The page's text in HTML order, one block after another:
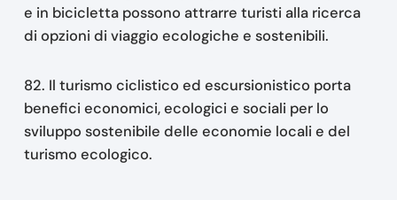
e in bicicletta possono attrarre turisti alla ricerca
di opzioni di viaggio ecologiche e sostenibili.
82. Il turismo ciclistico ed escursionistico porta
benefici economici, ecologici e sociali per lo
sviluppo sostenibile delle economie locali e del
turismo ecologico.